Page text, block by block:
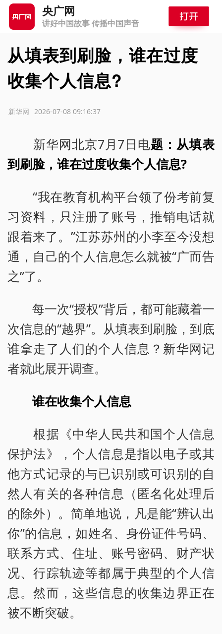
央广网
讲好中国故事 传播中国声音
从填表到刷脸，谁在过度
收集个人信息?
2026-07-08 09:16:37
新华网
新华网北京7月7日电题：从填表
到刷脸，谁在过度收集个人信息?
“我在教育机构平台领了份考前复
习资料，只注册了账号，推销电话就
跟着来了。”江苏苏州的小李至今没想
通，自己的个人信息怎么就被“广而告
之”了。
每一次“授权”背后，都可能藏着一
次信息的“越界”。从填表到刷脸，到底
谁拿走了人们的个人信息？新华网记
者就此展开调查。
谁在收集个人信息
根据《中华人民共和国个人信息
保护法》，个人信息是指以电子或其
他方式记录的与已识别或可识别的自
然人有关的各种信息（匿名化处理后
的除外）。简单地说，凡是能“辨认出
你”的信息，如姓名、身份证件号码、
联系方式、住址、账号密码、财产状
况、行踪轨迹等都属于典型的个人信
息。然而，这些信息的收集边界正在
被不断突破。